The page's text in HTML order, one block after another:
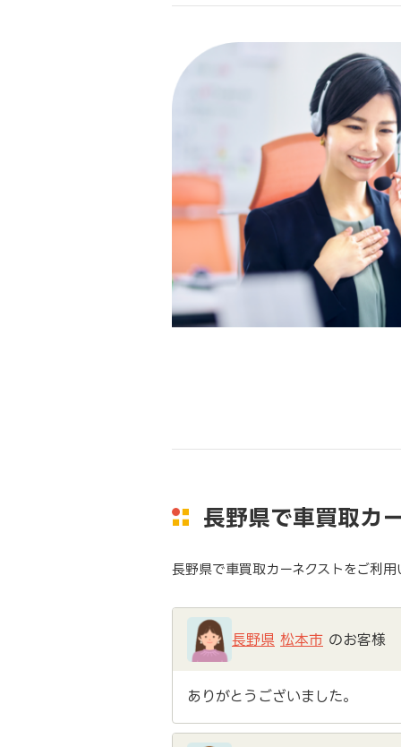
長野県で車買取カ
長野県で車買取カーネクストをご利
長野県 松本市 のお客様
ありがとうございました。